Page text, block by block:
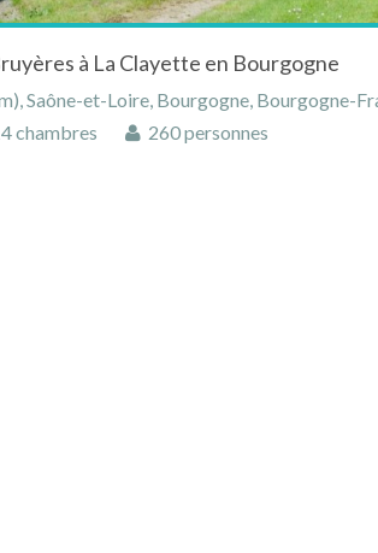
à La Clayette en Bourgogne
Saône-et-Loire, Bourgogne, Bourgogne-
chambres 260 personnes